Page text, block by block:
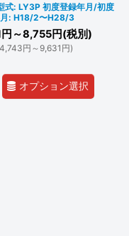
式: LY3P 初度登録年月/初度
: H18/2〜H28/3
円 ～8,755円(税別)
4,743円 ～9,631 円)
オプション選択